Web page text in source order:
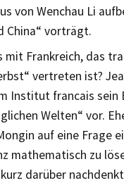
von Wenchau Li
China“ vorträgt.
mit Frankreich, das
vertreten ist?
Institut francais sein
Welten“ vor.
auf eine Frage
mathematisch zu
darüber